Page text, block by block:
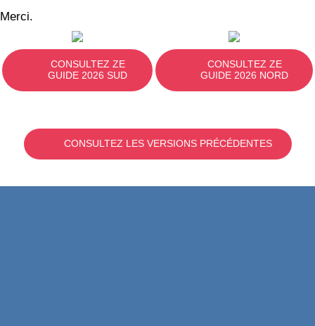
Merci.
CONSULTEZ ZE
GUIDE 2026 SUD
CONSULTEZ ZE
GUIDE 2026 NORD
CONSULTEZ LES VERSIONS PRÉCÉDENTES